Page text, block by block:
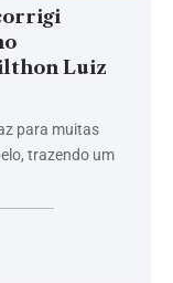
Luiz
para muitas
trazendo um